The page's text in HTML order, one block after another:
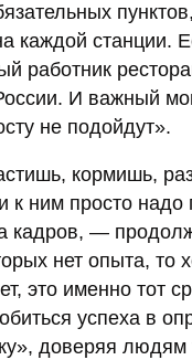
каждой станции.
работник
И важный
не подойдут».
кормишь,
ним просто
кадров, —
нет опыта, то
это именно тот
успеха в
доверяя людям